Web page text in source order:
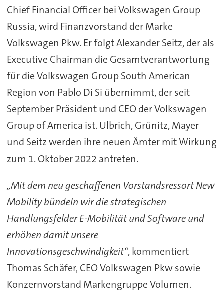
Chief Financial Officer bei Volkswagen Group
Russia, wird Finanzvorstand der Marke
Volkswagen Pkw. Er folgt Alexander Seitz, der als
Executive Chairman die Gesamtverantwortung
für die Volkswagen Group South American
Region von Pablo Di Si übernimmt, der seit
September Präsident und CEO der Volkswagen
Group of America ist. Ulbrich, Grünitz, Mayer
und Seitz werden ihre neuen Ämter mit Wirkung
zum 1. Oktober 2022 antreten.
„Mit dem neu geschaffenen Vorstandsressort New
Mobility bündeln wir die strategischen
Handlungsfelder E-Mobilität und Software und
erhöhen damit unsere
Innovationsgeschwindigkeit“, kommentiert
Thomas Schäfer, CEO Volkswagen Pkw sowie
Konzernvorstand Markengruppe Volumen.